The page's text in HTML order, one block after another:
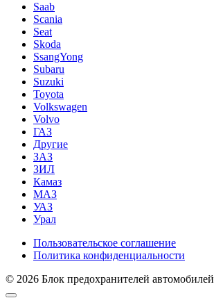
Saab
Scania
Seat
Skoda
SsangYong
Subaru
Suzuki
Toyota
Volkswagen
Volvo
ГАЗ
Другие
ЗАЗ
ЗИЛ
Камаз
МАЗ
УАЗ
Урал
Пользовательское соглашение
Политика конфиденциальности
© 2026 Блок предохранителей автомобилей